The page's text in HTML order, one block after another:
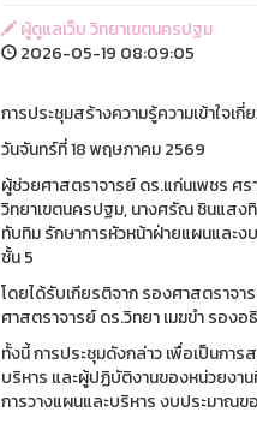
ผู้ดูแลเว็บ วิทยาเขตนครปฐม
2026-05-19 08:09:05
การประชุมสร้างความรู้ความเข้าใจ
วันจันทร์ที่ 18 พฤษภาคม 2569
ผู้ช่วยศาสตราจารย์ ดร.แก่นเพชร ศ
วิทยาเขตนครปฐม, นางศรัณ ชินแสง
ทับทิม รักษาการหัวหน้าฝ่ายแผนและง
ชั้น 5
โดยได้รับเกียรติจาก รองศาสตราจ
ศาสตราจารย์ ดร.วิทยา เมฆขำ รอง
ทั้งนี้ การประชุมดังกล่าว เพื่อเป็นกา
บริหาร และผู้ปฏิบัติงานของหน่วยงาน
การวางแผนและบริหาร งบประมาณ